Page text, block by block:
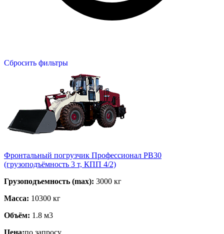
Сбросить фильтры
Фронтальный погрузчик Профессионал PB30
(грузоподъёмность 3 т, КПП 4/2)
Грузоподъемность (max): 3000 кг
Масса: 10300 кг
Объём: 1.8 м3
Цена:по запросу